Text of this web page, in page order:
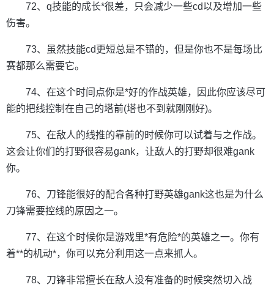
72、q技能的成长*很差，只会减少一些cd以及增加一些
伤害。
73、虽然技能cd更短总是不错的，但是你也不是每场比
赛都那么需要它。
74、在这个时间点你是*好的作战英雄，因此你应该尽可
能的把线控制在自己的塔前(塔也不到就刚刚好)。
75、在敌人的线推的靠前的时候你可以试着与之作战。
这会让你们的打野很容易gank，让敌人的打野却很难gank
你。
76、刀锋能很好的配合各种打野英雄gank这也是为什么
刀锋需要控线的原因之一。
77、在这个时候你是游戏里*有危险*的英雄之一。你有
着**的机动*，你可以充分利用这一点来抓人。
78、刀锋非常擅长在敌人没有准备的时候突然切入战